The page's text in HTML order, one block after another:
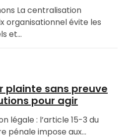
La centralisation
organisationnel évite les
et…
plainte sans preuve
pour agir
légale : l’article 15-3 du
pénale impose aux…